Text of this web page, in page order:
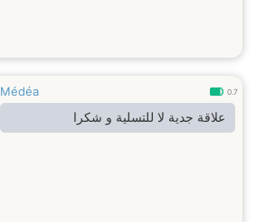
Médéa 0.7
علاقة جدية لا للتسلية و شكرا